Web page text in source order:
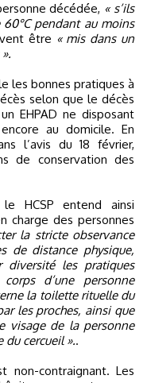
décédée, « s’ils
pendant au moins
être « mis dans un
les bonnes pratiques à
selon que le décès
EHPAD ne disposant
au domicile. En
l’avis du 18 février,
de conservation des
HCSP entend ainsi
charge des personnes
la stricte observance
de distance physique,
diversité les pratiques
d’une personne
la toilette rituelle du
les proches, ainsi que
visage de la personne
cercueil »..
non-contraignant. Les